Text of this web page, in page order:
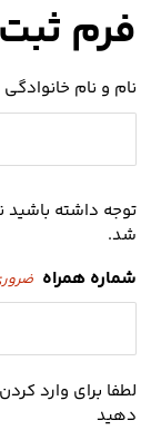
فرم
نام و نام خانوادگی
توجه داشته باشید
شد.
شماره همراه
لطفا برای وارد
دهید